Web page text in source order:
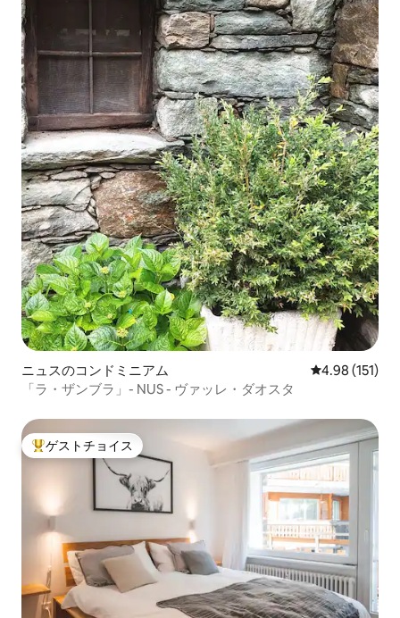
ニュスのコンドミニアム レビュー151
4.98 (151)
「ラ・ザンブラ」- NUS - ヴァッレ・ダオスタ
大好評のゲストチョイスです。
ゲストチョイス